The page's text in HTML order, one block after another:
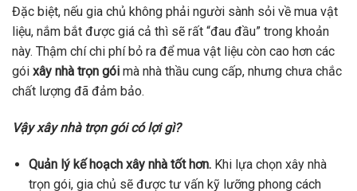
Đặc biệt, nếu gia chủ không phải người sành sỏi về mua vật
liệu, nắm bắt được giá cả thì sẽ rất “đau đầu” trong khoản
này. Thậm chí chi phí bỏ ra để mua vật liệu còn cao hơn các
gói xây nhà trọn gói mà nhà thầu cung cấp, nhưng chưa chắc
chất lượng đã đảm bảo.
Vậy xây nhà trọn gói có lợi gì?
Quản lý kế hoạch xây nhà tốt hơn.Khi lựa chọn xây nhà
trọn gói, gia chủ sẽ được tư vấn kỹ lưỡng phong cách